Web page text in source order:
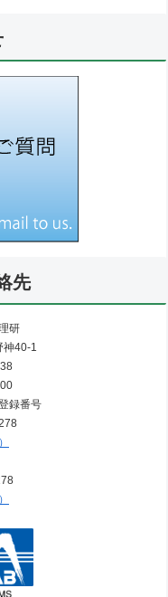
先
研
神40-1
録番号